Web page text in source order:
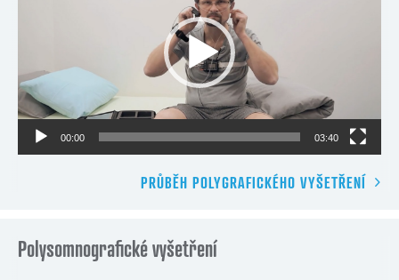
00:00 03:40
PRŮBĚH POLYGRAFICKÉHO VYŠETŘENÍ
Polysomnografické vyšetření